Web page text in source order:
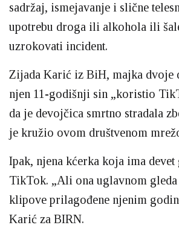
sadržaj, ismejavanje i slične
upotrebu droga ili alkohola ili
uzrokovati incident.
Zijada Karić iz BiH, majka dvoje
njen 11-godišnji sin „koristio
da je devojčica smrtno stradala
je kružio ovom društvenom
Ipak, njena kćerka koja ima
TikTok. „Ali ona uglavnom gleda
klipove prilagođene njenim
Karić za BIRN.